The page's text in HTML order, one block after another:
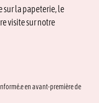
sur la papeterie, le
visite sur notre
en avant-première de